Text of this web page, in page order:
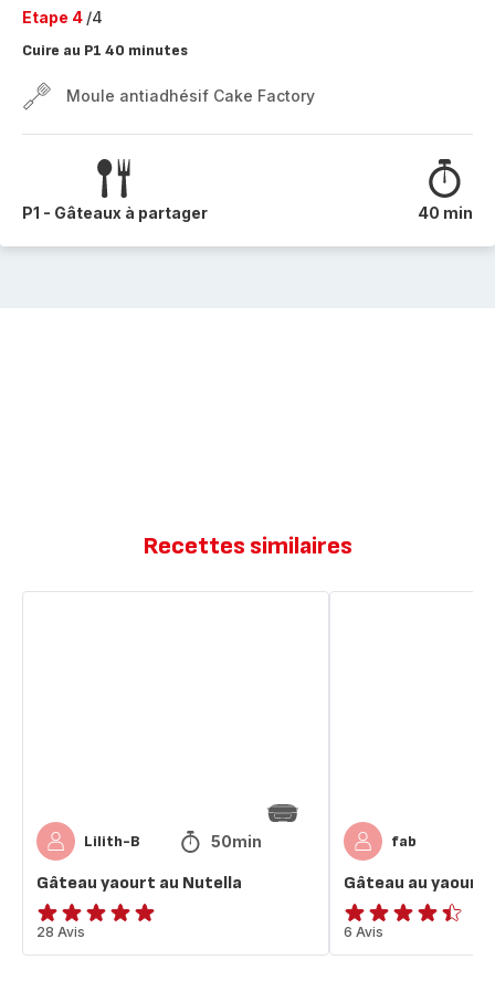
Etape 4 /4
Cuire au P1 40 minutes
Moule antiadhésif Cake Factory
P1 - Gâteaux à partager 40 min
Recettes similaires
Lilith-B 50min
Gâteau yaourt au Nutella
ratings.4.9
28 Avis
fab
Gâteau au yaourt
ratings.4.4
6 Avis